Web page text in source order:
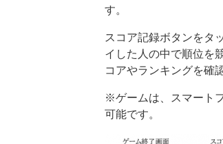
す。
スコア記録ボタンをタ
イした人の中で順位を
コアやランキングを確
※ゲームは、スマート
可能です。